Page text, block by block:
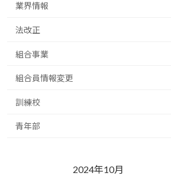
業界情報
法改正
組合事業
組合員情報変更
訓練校
青年部
2024年10月